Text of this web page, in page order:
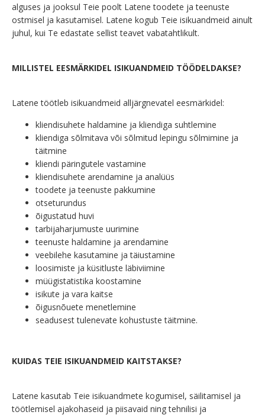
alguses ja jooksul Teie poolt Latene toodete ja teenuste
ostmisel ja kasutamisel. Latene kogub Teie isikuandmeid ainult
juhul, kui Te edastate sellist teavet vabatahtlikult.
MILLISTEL EESMÄRKIDEL ISIKUANDMEID TÖÖDELDAKSE?
Latene töötleb isikuandmeid alljärgnevatel eesmärkidel:
kliendisuhete haldamine ja kliendiga suhtlemine
kliendiga sõlmitava või sõlmitud lepingu sõlmimine ja
täitmine
kliendi päringutele vastamine
kliendisuhete arendamine ja analüüs
toodete ja teenuste pakkumine
otseturundus
õigustatud huvi
tarbijaharjumuste uurimine
teenuste haldamine ja arendamine
veebilehe kasutamine ja täiustamine
loosimiste ja küsitluste läbiviimine
müügistatistika koostamine
isikute ja vara kaitse
õigusnõuete menetlemine
seadusest tulenevate kohustuste täitmine.
KUIDAS TEIE ISIKUANDMEID KAITSTAKSE?
Latene kasutab Teie isikuandmete kogumisel, säilitamisel ja
töötlemisel ajakohaseid ja piisavaid ning tehnilisi ja